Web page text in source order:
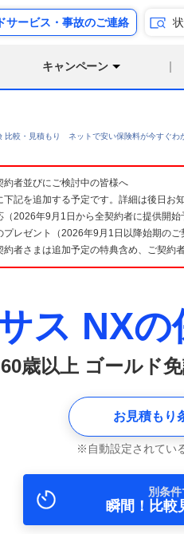
サービス・事故のご連絡
キャンペーン
比較・見積もり ネットで安い保険料が今すぐわ
者並びにご検討中の皆様へ
記を追加する予定です。詳細は後日お
2026年9月1日から全契約者に提供開始
レゼント（2026年9月1日以降始期のご
者さまは追加予定の特典含め、ご契約
ス NXの
60歳以上 ゴールド
お見積もり
自動設定されてい
別条件
瞬間！比較